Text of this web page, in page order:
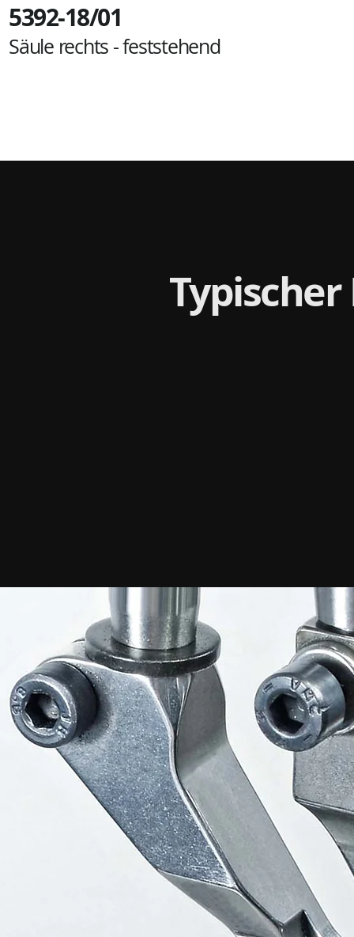
5392-18/01
Säule rechts - feststehend